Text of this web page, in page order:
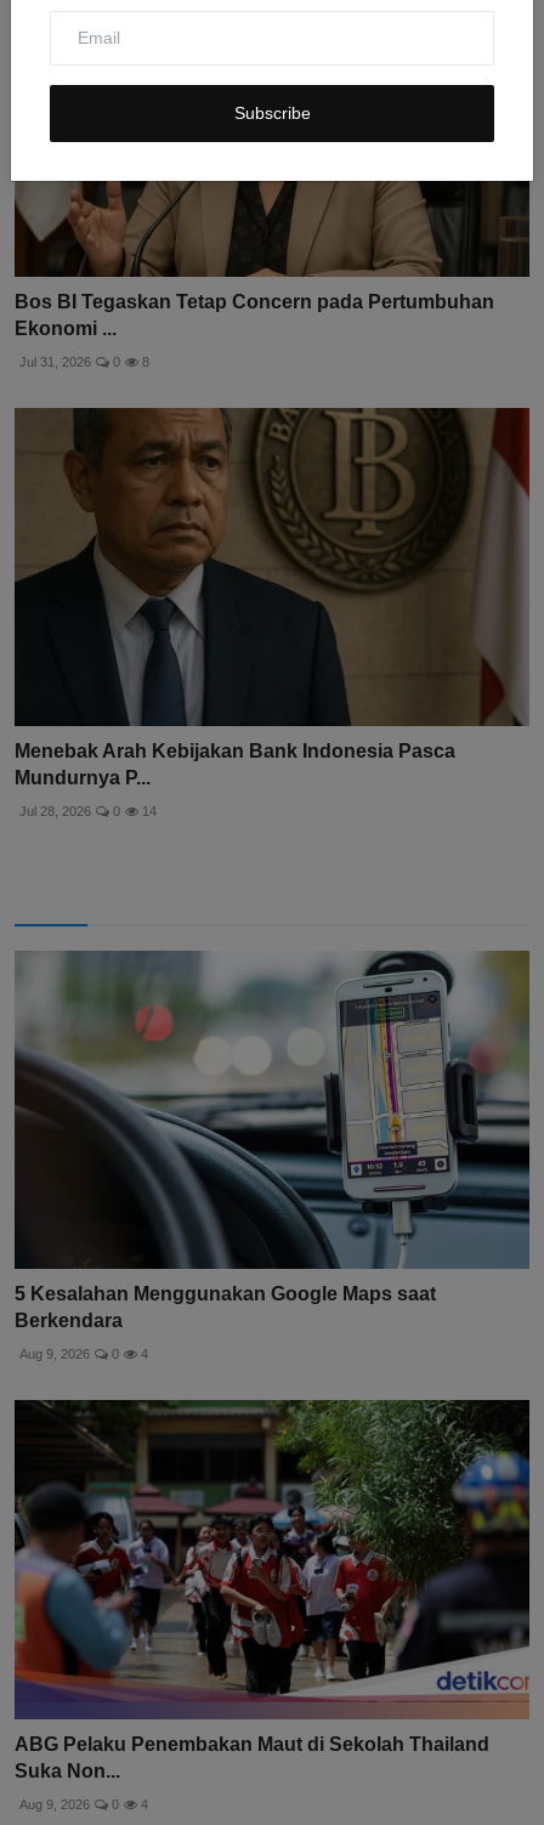
Subscribe
Bos BI Tegaskan Tetap Concern pada Pertumbuhan
Ekonomi ...
Jul 31, 2026 0 8
Menebak Arah Kebijakan Bank Indonesia Pasca
Mundurnya P...
Jul 28, 2026 0 14
5 Kesalahan Menggunakan Google Maps saat
Berkendara
Aug 9, 2026 0 4
ABG Pelaku Penembakan Maut di Sekolah Thailand
Suka Non...
Aug 9, 2026 0 4